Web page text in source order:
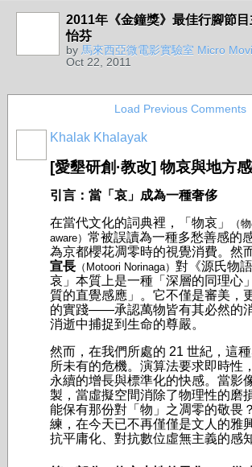
2011年《金鐘獎》最佳行腳節
怡芬
by 馬來西亞微電影實驗室 Micro
Oct 22, 2011
Load Previous Comments
Khalak Khalayak
[愛墾研創·教改] 物哀與地方
引言：當「哀」成為一種奢侈
在當代文化的詞典裡，「物哀」
（
aware） 常被誤讀為一種多愁善感的
為京都櫻花凋零時的視覺消費。然
宣長 （Motoori Norinaga） 對《源氏物
哀」本質上是一種「深層的同理心
質的直覺感應」。它不僅是審美，
的實踐——承認萬物皆有其必然的
消逝中捕捉到生命的尊嚴。
然而，在我們所處的 21 世紀，這
所未有的危機。演算法要求即時性
永續的增長與標準化的快感。當影
製，當虛擬空間消除了物理性的磨
能保有那份對「物」之凋零的敬畏
練，在今天已不再僅僅是文人的雅
抗平庸化、對抗數位虛無主義的感